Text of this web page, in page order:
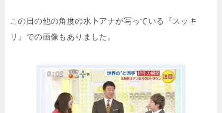
この日の他の角度の水卜アナが写っている『スッキ
リ』での画像もありました。